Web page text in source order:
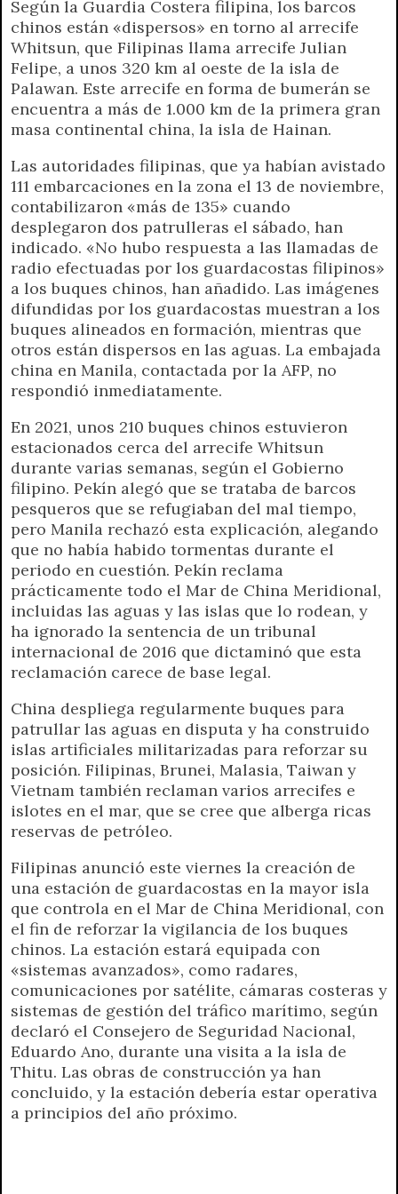
Según la Guardia Costera filipina, los barcos
chinos están «dispersos» en torno al arrecife
Whitsun, que Filipinas llama arrecife Julian
Felipe, a unos 320 km al oeste de la isla de
Palawan. Este arrecife en forma de bumerán se
encuentra a más de 1.000 km de la primera gran
masa continental china, la isla de Hainan.
Las autoridades filipinas, que ya habían avistado
111 embarcaciones en la zona el 13 de noviembre,
contabilizaron «más de 135» cuando
desplegaron dos patrulleras el sábado, han
indicado. «No hubo respuesta a las llamadas de
radio efectuadas por los guardacostas filipinos»
a los buques chinos, han añadido. Las imágenes
difundidas por los guardacostas muestran a los
buques alineados en formación, mientras que
otros están dispersos en las aguas. La embajada
china en Manila, contactada por la AFP, no
respondió inmediatamente.
En 2021, unos 210 buques chinos estuvieron
estacionados cerca del arrecife Whitsun
durante varias semanas, según el Gobierno
filipino. Pekín alegó que se trataba de barcos
pesqueros que se refugiaban del mal tiempo,
pero Manila rechazó esta explicación, alegando
que no había habido tormentas durante el
periodo en cuestión. Pekín reclama
prácticamente todo el Mar de China Meridional,
incluidas las aguas y las islas que lo rodean, y
ha ignorado la sentencia de un tribunal
internacional de 2016 que dictaminó que esta
reclamación carece de base legal.
China despliega regularmente buques para
patrullar las aguas en disputa y ha construido
islas artificiales militarizadas para reforzar su
posición. Filipinas, Brunei, Malasia, Taiwan y
Vietnam también reclaman varios arrecifes e
islotes en el mar, que se cree que alberga ricas
reservas de petróleo.
Filipinas anunció este viernes la creación de
una estación de guardacostas en la mayor isla
que controla en el Mar de China Meridional, con
el fin de reforzar la vigilancia de los buques
chinos. La estación estará equipada con
«sistemas avanzados», como radares,
comunicaciones por satélite, cámaras costeras y
sistemas de gestión del tráfico marítimo, según
declaró el Consejero de Seguridad Nacional,
Eduardo Ano, durante una visita a la isla de
Thitu. Las obras de construcción ya han
concluido, y la estación debería estar operativa
a principios del año próximo.